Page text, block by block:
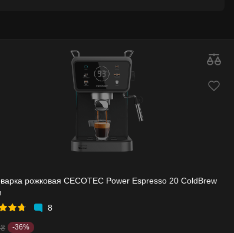
рожковая CECOTEC Power Espresso 20 ColdBrew
8
-36%